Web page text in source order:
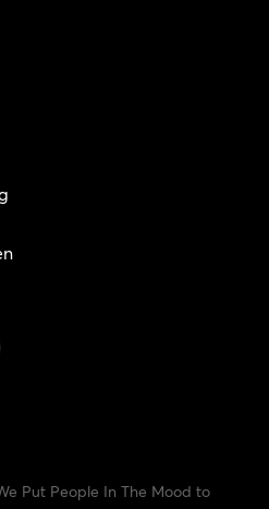
Put People In The Mood to